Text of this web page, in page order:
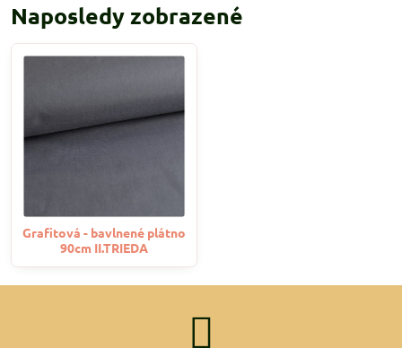
Naposledy zobrazené
Grafitová - bavlnené plátno
90cm II.TRIEDA